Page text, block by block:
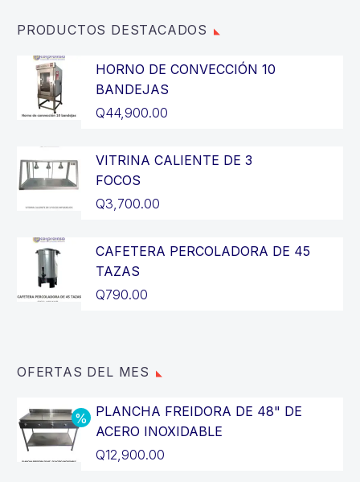
PRODUCTOS DESTACADOS
HORNO DE CONVECCIÓN 10
BANDEJAS
Q44,900.00
VITRINA CALIENTE DE 3
FOCOS
Q3,700.00
CAFETERA PERCOLADORA DE 45
TAZAS
Q790.00
OFERTAS DEL MES
PLANCHA FREIDORA DE 48" DE
ACERO INOXIDABLE
El
Q12,900.00